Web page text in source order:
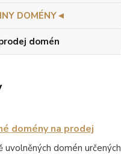
DOMÉNY◄
domén
domény na prodej
uvolněných domén určených